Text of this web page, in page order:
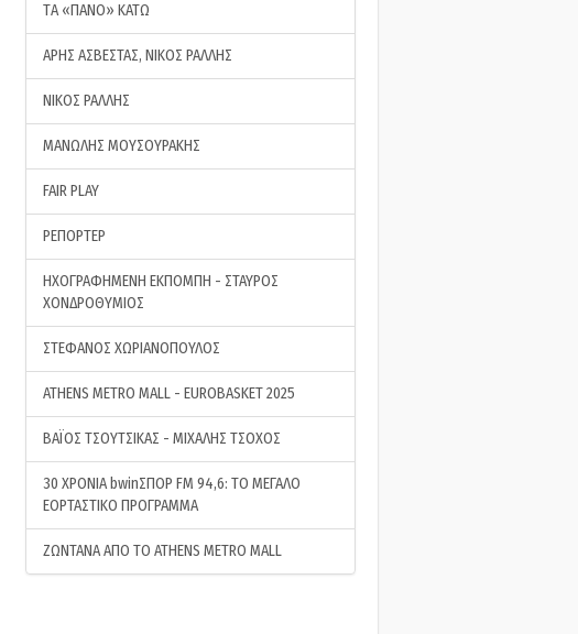
ΤA «ΠΑΝΟ» ΚΑΤΩ
ΑΡΗΣ ΑΣΒΕΣΤΑΣ, ΝΙΚΟΣ ΡΑΛΛΗΣ
ΝΙΚΟΣ ΡΑΛΛΗΣ
ΜΑΝΩΛΗΣ ΜΟΥΣΟΥΡΑΚΗΣ
FAIR PLAY
ΡΕΠΟΡΤΕΡ
ΗΧΟΓΡΑΦΗΜΕΝΗ ΕΚΠΟΜΠΗ - ΣΤΑΥΡΟΣ
ΧΟΝΔΡΟΘΥΜΙΟΣ
ΣΤΕΦΑΝΟΣ ΧΩΡΙΑΝΟΠΟΥΛΟΣ
ATHENS METRO MALL - EUROBASKET 2025
ΒΑΪΟΣ ΤΣΟΥΤΣΙΚΑΣ - ΜΙΧΑΛΗΣ ΤΣΟΧΟΣ
30 ΧΡΟΝΙΑ bwinΣΠΟΡ FM 94,6: ΤΟ ΜΕΓΑΛΟ
ΕΟΡΤΑΣΤΙΚΟ ΠΡΟΓΡΑΜΜΑ
ΖΩΝΤΑΝΑ ΑΠΟ ΤΟ ATHENS METRO MALL